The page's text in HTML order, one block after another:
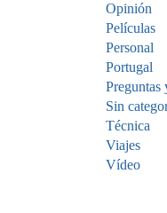
Opinión
Películas
Personal
Portugal
Preguntas
Sin
Técnica
Viajes
Vídeo